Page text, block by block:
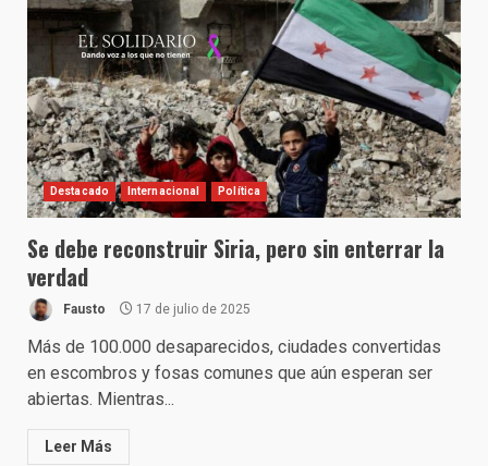
Destacado Internacional Política
Se debe reconstruir Siria, pero sin enterrar la
verdad
Fausto 17 de julio de 2025
Más de 100.000 desaparecidos, ciudades convertidas
en escombros y fosas comunes que aún esperan ser
abiertas. Mientras...
Leer Más